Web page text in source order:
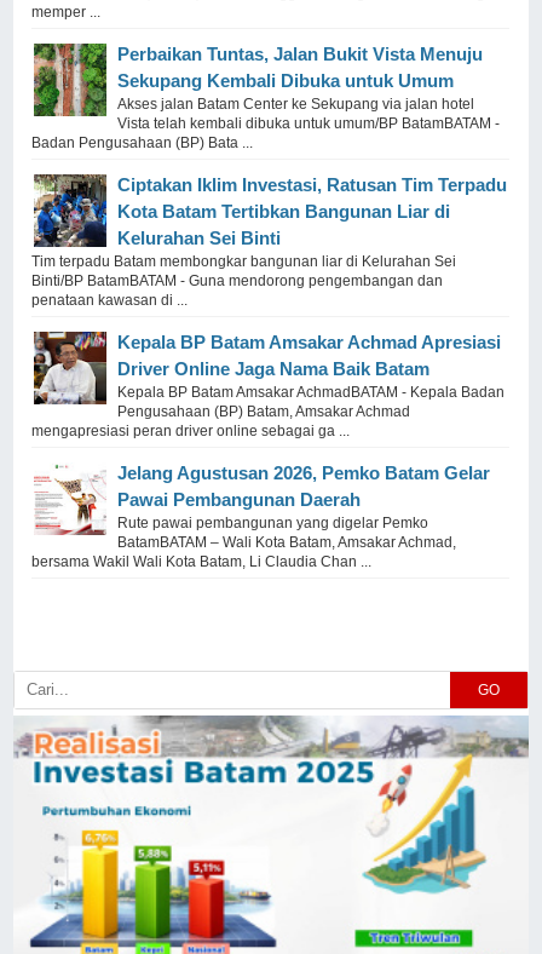
memper ...
Perbaikan Tuntas, Jalan Bukit Vista Menuju
Sekupang Kembali Dibuka untuk Umum
Akses jalan Batam Center ke Sekupang via jalan hotel
Vista telah kembali dibuka untuk umum/BP BatamBATAM -
Badan Pengusahaan (BP) Bata ...
Ciptakan Iklim Investasi, Ratusan Tim Terpadu
Kota Batam Tertibkan Bangunan Liar di
Kelurahan Sei Binti
Tim terpadu Batam membongkar bangunan liar di Kelurahan Sei
Binti/BP BatamBATAM - Guna mendorong pengembangan dan
penataan kawasan di ...
Kepala BP Batam Amsakar Achmad Apresiasi
Driver Online Jaga Nama Baik Batam
Kepala BP Batam Amsakar AchmadBATAM - Kepala Badan
Pengusahaan (BP) Batam, Amsakar Achmad
mengapresiasi peran driver online sebagai ga ...
Jelang Agustusan 2026, Pemko Batam Gelar
Pawai Pembangunan Daerah
Rute pawai pembangunan yang digelar Pemko
BatamBATAM – Wali Kota Batam, Amsakar Achmad,
bersama Wakil Wali Kota Batam, Li Claudia Chan ...
GO